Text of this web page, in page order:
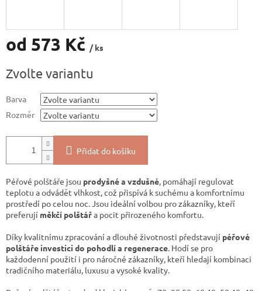
od 573 Kč / ks
cena:
Zvolte variantu
Barva
Rozměr
Přidat do košíku
Péřové polštáře jsou prodyšné a vzdušné, pomáhají regulovat
teplotu a odvádět vlhkost, což přispívá k suchému a komfortnímu
prostředí po celou noc. Jsou ideální volbou pro zákazníky, kteří
preferují měkčí polštářa pocit přirozeného komfortu.
Díky kvalitnímu zpracování a dlouhé životnosti představují péřové
polštáře investici do pohodlí a regenerace. Hodí se pro
každodenní použití i pro náročné zákazníky, kteří hledají kombinaci
tradičního materiálu, luxusu a vysoké kvality.